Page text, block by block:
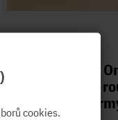
TP-Link Deco a
řešení vs levný
domácnosti i
cookies.